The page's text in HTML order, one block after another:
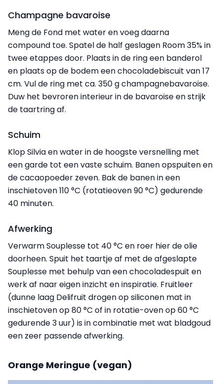
Champagne bavaroise
Meng de Fond met water en voeg daarna
compound toe. Spatel de half geslagen Room 35% in
twee etappes door. Plaats in de ring een banderol
en plaats op de bodem een chocoladebiscuit van 17
cm. Vul de ring met ca. 350 g champagnebavaroise.
Duw het bevroren interieur in de bavaroise en strijk
de taartring af.
Schuim
Klop Silvia en water in de hoogste versnelling met
een garde tot een vaste schuim. Banen opspuiten en
de cacaopoeder zeven. Bak de banen in een
inschietoven 110 °C (rotatieoven 90 °C) gedurende
40 minuten.
Afwerking
Verwarm Souplesse tot 40 °C en roer hier de olie
doorheen. Spuit het taartje af met de afgeslapte
Souplesse met behulp van een chocoladespuit en
werk af naar eigen inzicht en inspiratie. Fruitleer
(dunne laag Delifruit drogen op siliconen mat in
inschietoven op 80 °C of in rotatie-oven op 60 °C
gedurende 3 uur) is in combinatie met wat bladgoud
een zeer passende afwerking.
Orange Meringue (vegan)